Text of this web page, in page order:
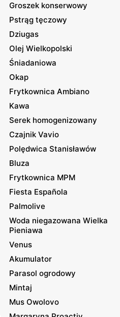
Groszek konserwowy
Pstrąg tęczowy
Dziugas
Olej Wielkopolski
Śniadaniowa
Okap
Frytkownica Ambiano
Kawa
Serek homogenizowany
Czajnik Vavio
Polędwica Stanisławów
Bluza
Frytkownica MPM
Fiesta Española
Palmolive
Woda niegazowana Wielka
Pieniawa
Venus
Akumulator
Parasol ogrodowy
Mintaj
Mus Owolovo